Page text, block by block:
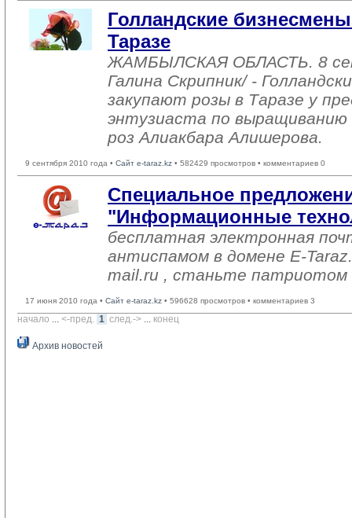
Голландские
Таразе
ЖАМБЫЛСКАЯ ОБЛАСТЬ. 8
Галина Скрипник/ -
закупают розы в Таразе у
энтузиаста по
роз Алиакбара Алишерова.
9 сентября 2010 года • Сайт e-taraz.kz • 582429 просмотров • комментариев 0
Специальное
"Информационные
бесплатная электронная
антиспамом в домене E-
mail.ru , станьте патриотом
17 июня 2010 года • Сайт e-taraz.kz • 596628 просмотров • комментариев 3
начало ... <-пред. 1 след.-> ... конец
Архив новостей